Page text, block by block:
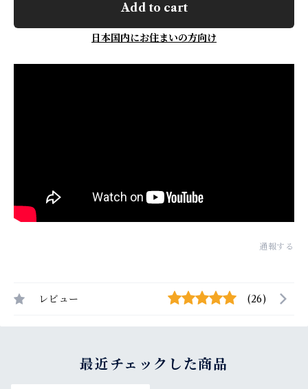
Add to cart
日本国内にお住まいの方向け
通報する
レビュー (26)
最近チェックした商品